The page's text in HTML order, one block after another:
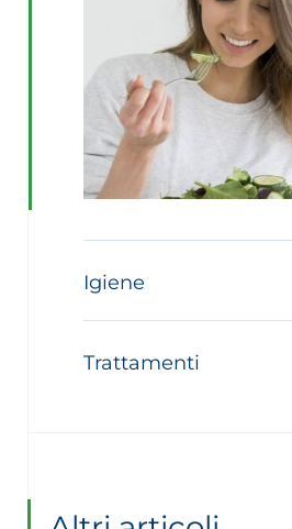
Igiene
Trattamenti